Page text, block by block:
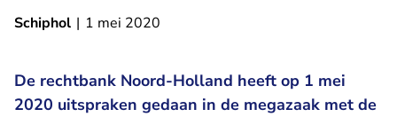
Schiphol | 1 mei 2020
De rechtbank Noord-Holland heeft op 1 mei
2020 uitspraken gedaan in de megazaak met de